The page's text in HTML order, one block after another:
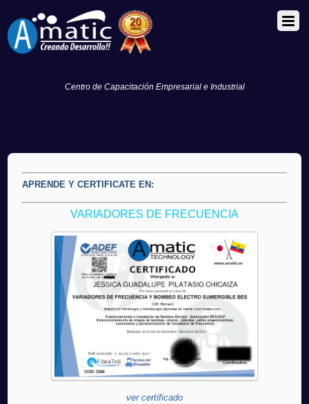
Centro de Capacitación Empresarial e Industrial
APRENDE Y CERTIFICATE EN:
VARIADORES DE FRECUENCIA
ver certificado